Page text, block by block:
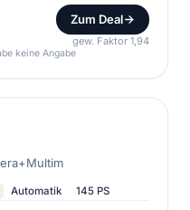
Zum Deal
gew. Faktor 1,94
keine Angabe
Automatik 145 PS